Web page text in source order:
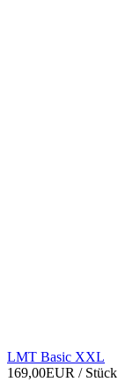
LMT Basic XXL
169,00EUR / Stück